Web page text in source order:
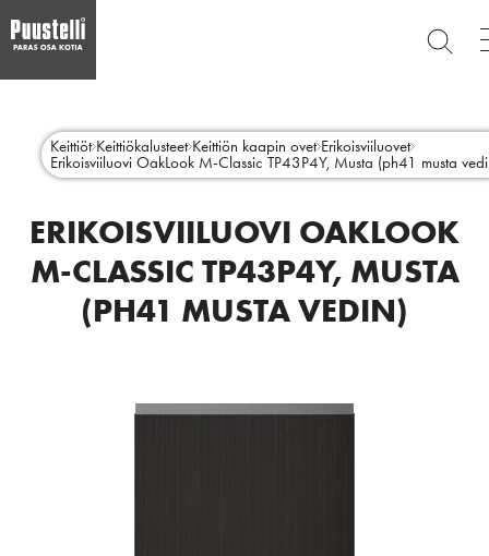
ETSI
menu
Keittiöt Keittiökalusteet Keittiön kaapin ovet Erikoisviiluovet
Erikoisviiluovi OakLook M-Classic TP43P4Y, Musta (ph41 musta
ERIKOISVIILUOVI OAKLOOK
M-CLASSIC TP43P4Y, MUSTA
(PH41 MUSTA VEDIN)